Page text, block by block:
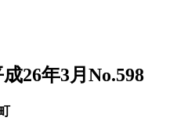
26年3月No.598